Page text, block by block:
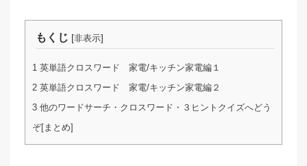
もくじ [非表示]
1英単語クロスワード 家電/キッチン家電編１
2英単語クロスワード 家電/キッチン家電編２
3他のワードサーチ・クロスワード・３ヒントクイズへどう
ぞ[まとめ]